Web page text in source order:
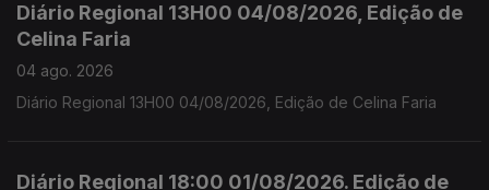
Diário Regional 13H00 04/08/2026, Edição de
Celina Faria
04 ago. 2026
Diário Regional 13H00 04/08/2026, Edição de Celina Faria
Diário Regional 18:00 01/08/2026. Edição de